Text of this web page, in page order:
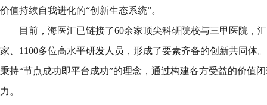
价值持续自我进化的“创新生态系统”。
目前，海医汇已链接了60余家顶尖科研院校与三甲医院，
家、1100多位高水平研发人员，形成了要素齐备的创新共同体
秉持“节点成功即平台成功”的理念，通过构建各方受益的价值
力。